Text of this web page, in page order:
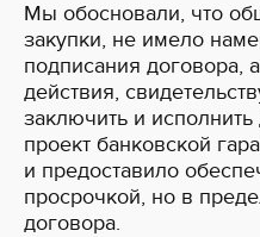
Мы обосновали, что
закупки, не имело
подписания договора,
действия,
заключить и
проект банковской
и предоставило
просрочкой, но в
договора.